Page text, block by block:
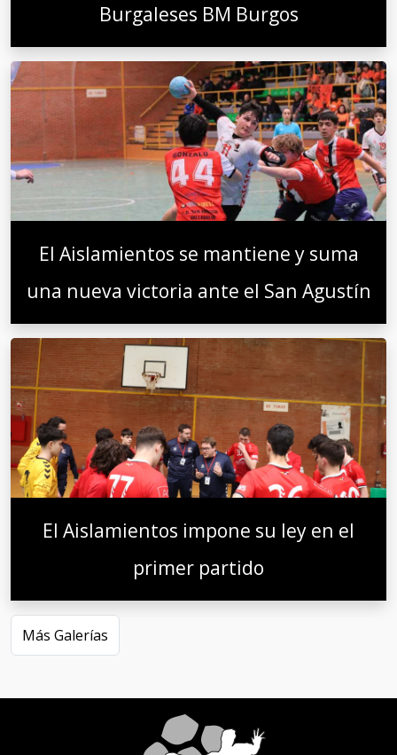
Burgaleses BM Burgos
El Aislamientos se mantiene y suma
una nueva victoria ante el San Agustín
El Aislamientos impone su ley en el
primer partido
Más Galerías